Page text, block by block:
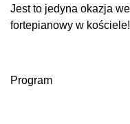
Jest to jedyna okazja
fortepianowy w kościele!
Program